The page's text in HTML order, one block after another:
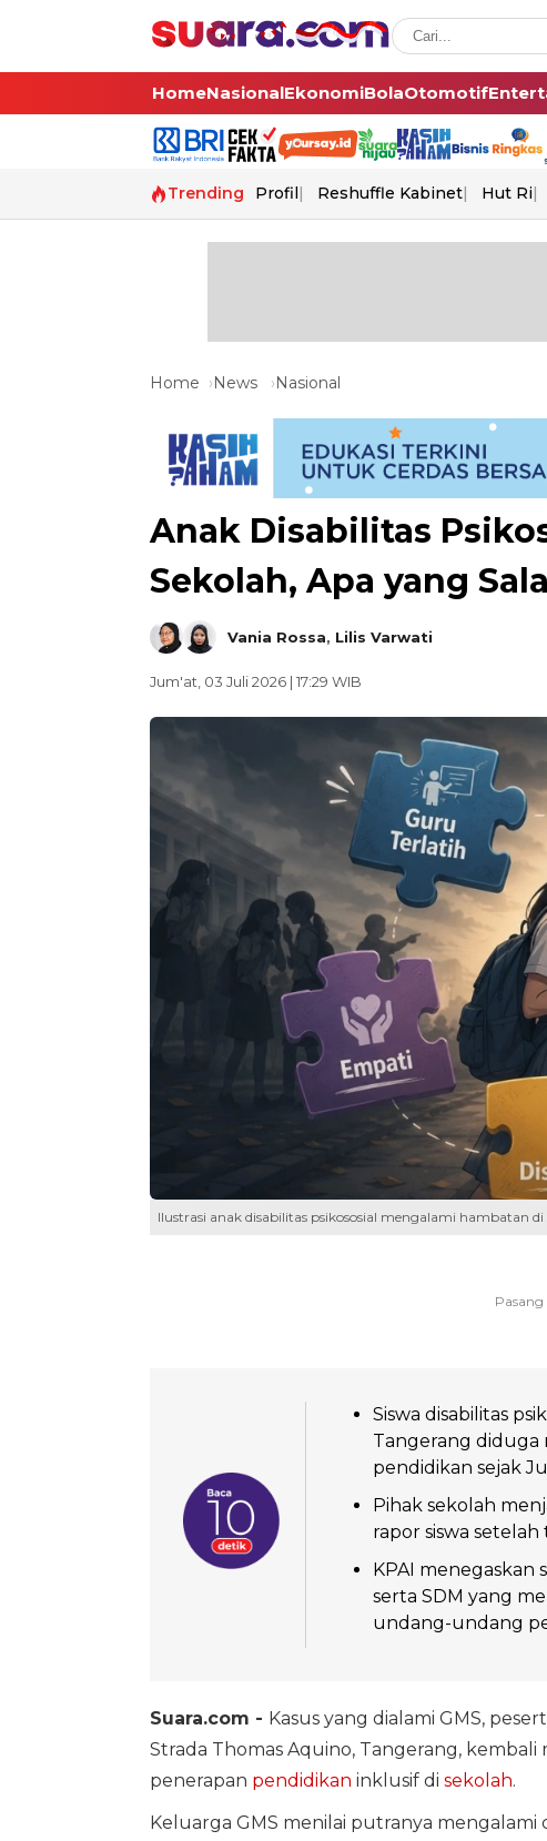
HomeNasionalEkonomiBolaOtomotif
Trending Profil Reshuffle Kabinet Hut Ri
Home News Nasional
Anak Disabilitas
Sekolah, Apa yang
Vania Rossa, Lilis Varwati
Jum'at, 03 Juli 2026 | 17:29 WIB
Ilustrasi anak disabilitas psikososial mengalami hambatan di
Siswa disabilitas
Tangerang diduga
pendidikan sejak
Pihak sekolah
rapor siswa
KPAI menegaskan
serta SDM yang
undang-undang
Suara.com - Kasus yang dialami GMS,
Strada Thomas Aquino, Tangerang,
penerapan pendidikan inklusif di sekolah.
Keluarga GMS menilai putranya